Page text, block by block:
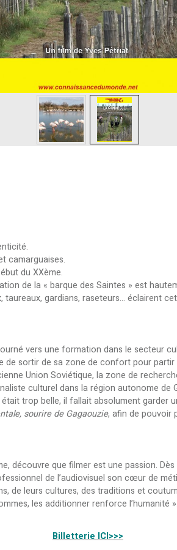
camarguaises.
du XXème.
de la « barque des Saintes » est
gardians, raseteurs... éclairent
vers une formation dans le secteur
sortir de sa zone de confort pour
Union Soviétique, la zone de
culturel dans la région autonome
trop belle, il fallait absolument garder
sourire de Gagaouzie, afin de pouvoir
découvre que filmer est une passion.
de l’audiovisuel son cœur de
de leurs cultures, des traditions et
les additionner renforce l’humanité ».
Billetterie ICI>>>